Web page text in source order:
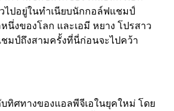
ไปอยู่ในทำเนียบนักกอล์ฟแชมป์
นึ่งของโลก และเอมี หยาง โปรสาว
มป์ถึงสามครั้งที่นี่ก่อนจะไปคว้า
ทิศทางของแอลพีจีเอในยุคใหม่ โดย